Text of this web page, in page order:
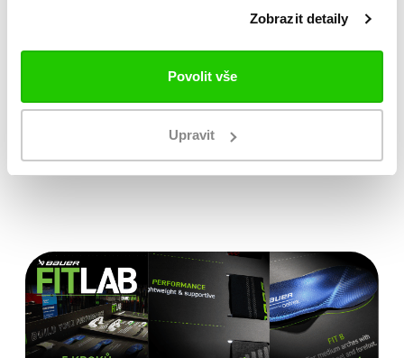
Zobrazit detaily
Povolit vše
Upravit
Možnost vyzkoušení a výběru na míru na
jedné z prodejen